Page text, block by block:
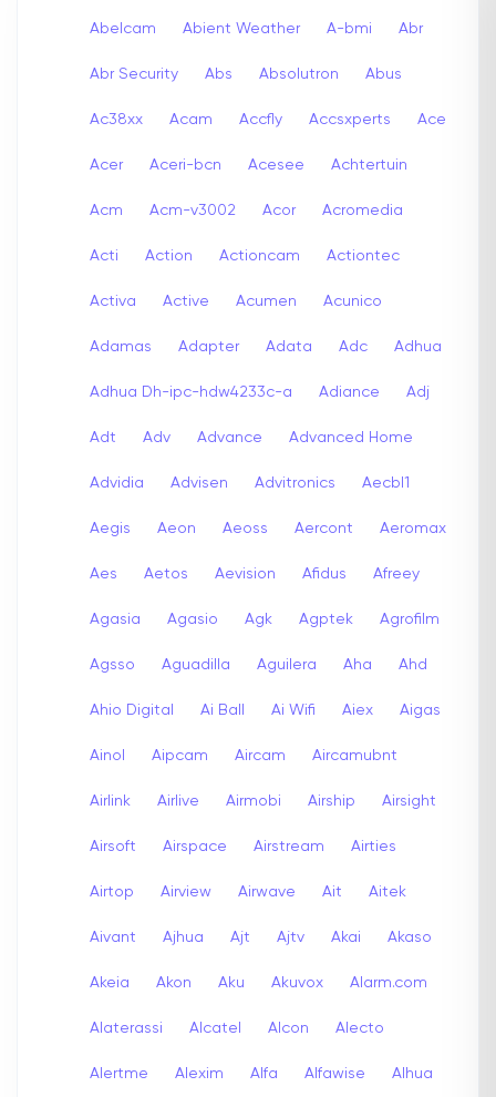
Abelcam Abient Weather A-bmi Abr
Abr Security Abs Absolutron Abus
Ac38xx Acam Accfly Accsxperts Ace
Acer Aceri-bcn Acesee Achtertuin
Acm Acm-v3002 Acor Acromedia
Acti Action Actioncam Actiontec
Activa Active Acumen Acunico
Adamas Adapter Adata Adc Adhua
Adhua Dh-ipc-hdw4233c-a Adiance Adj
Adt Adv Advance Advanced Home
Advidia Advisen Advitronics Aecbl1
Aegis Aeon Aeoss Aercont Aeromax
Aes Aetos Aevision Afidus Afreey
Agasia Agasio Agk Agptek Agrofilm
Agsso Aguadilla Aguilera Aha Ahd
Ahio Digital Ai Ball Ai Wifi Aiex Aigas
Ainol Aipcam Aircam Aircamubnt
Airlink Airlive Airmobi Airship Airsight
Airsoft Airspace Airstream Airties
Airtop Airview Airwave Ait Aitek
Aivant Ajhua Ajt Ajtv Akai Akaso
Akeia Akon Aku Akuvox Alarm.com
Alaterassi Alcatel Alcon Alecto
Alertme Alexim Alfa Alfawise Alhua